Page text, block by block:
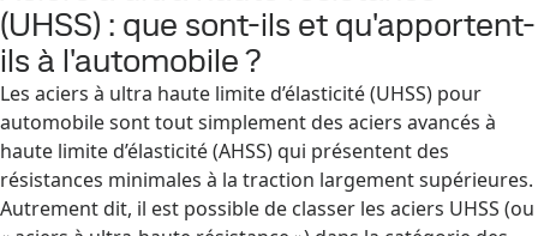
(UHSS) : que sont-ils et qu'apportent-
ils à l'automobile ?
Les aciers à ultra haute limite d’élasticité (UHSS) pour
automobile sont tout simplement des aciers avancés à
haute limite d’élasticité (AHSS) qui présentent des
résistances minimales à la traction largement supérieures.
Autrement dit, il est possible de classer les aciers UHSS (ou